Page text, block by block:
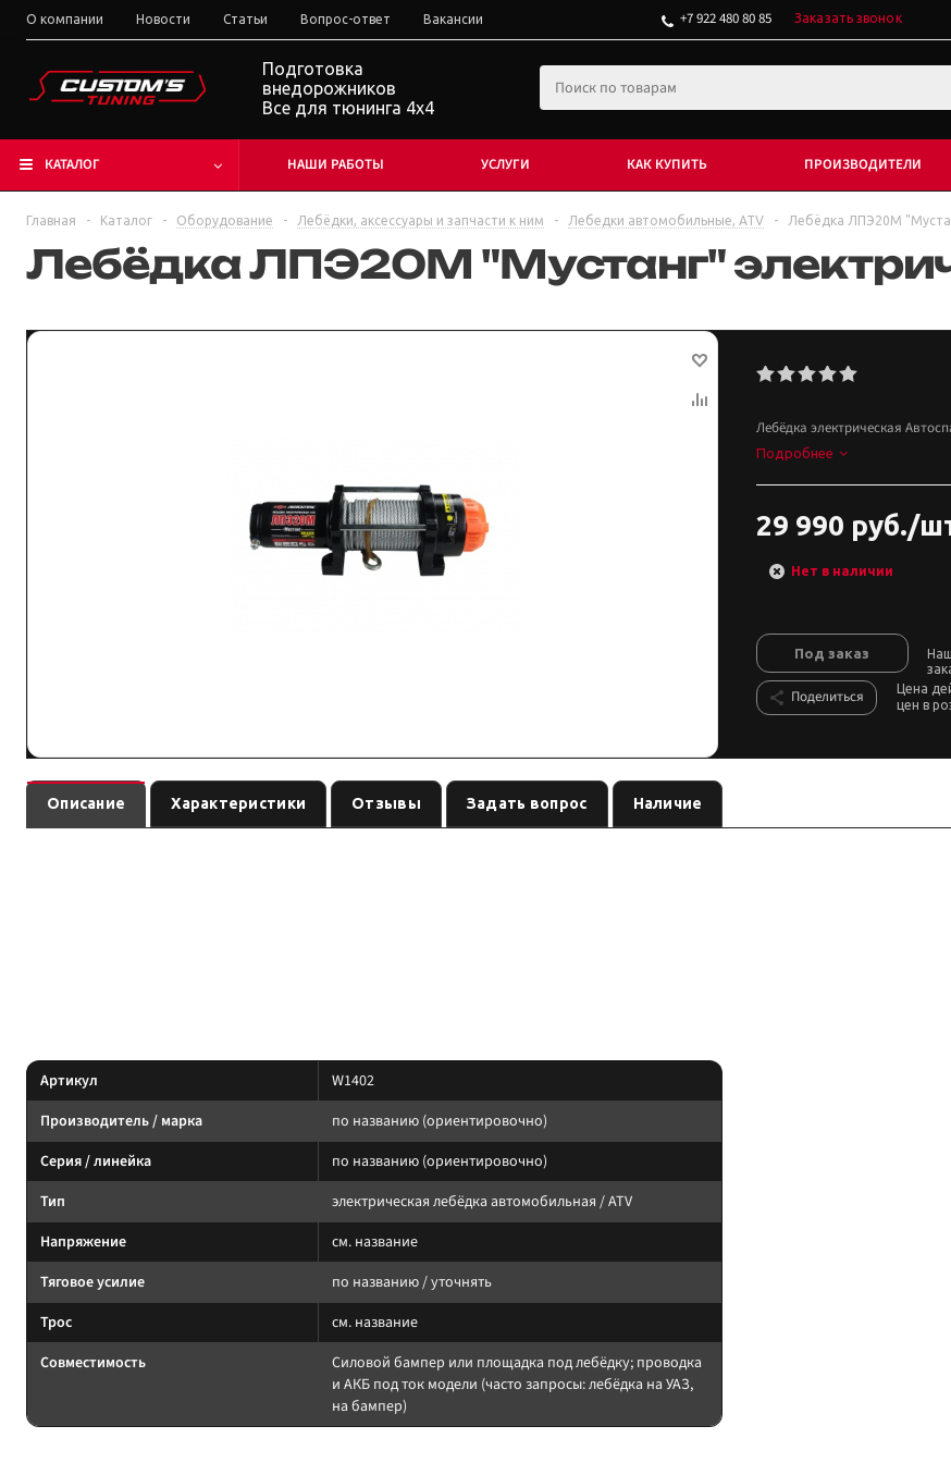
О компании Новости Статьи Вопрос-ответ Вакансии +7 922 480 80 85 Заказать звонок
Подготовка
внедорожников
Все для тюнинга 4x4
КАТАЛОГ НАШИ РАБОТЫ УСЛУГИ КАК КУПИТЬ ПРОИЗВОДИТЕЛИ
Главная - Каталог - Оборудование - Лебёдки, аксессуары и запчасти к ним - Лебедки автомобильные, ATV - Лебёдка ЛПЭ20М
Лебёдка ЛПЭ20М "Мустанг"
Лебёдка электрическая
Подробнее
29 990 руб./
Нет в наличии
Под заказ
Поделиться
Цена
цен в
Описание Характеристики Отзывы Задать вопрос Наличие
Артикул
W1402
Производитель / марка
по названию (ориентировочно)
Серия / линейка
по названию (ориентировочно)
Тип
электрическая лебёдка автомобильная / ATV
Напряжение
см. название
Тяговое усилие
по названию / уточнять
Трос
см. название
Совместимость
Силовой бампер или площадка под лебёдку; проводка
и АКБ под ток модели (часто запросы: лебёдка на УАЗ,
на бампер)